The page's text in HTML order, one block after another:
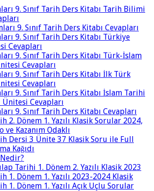
9. Sınıf Tarih Ders Kitabı Tarih Bilimi
9. Sınıf Tarih Ders Kitabı Cevapları
9. Sınıf Tarih Ders Kitabı Türkiye
Cevapları
9. Sınıf Tarih Ders Kitabı Türk-İslam
Cevapları
9. Sınıf Tarih Ders Kitabı İlk Türk
Cevapları
9. Sınıf Tarih Ders Kitabı İslam Tarihi
Ünitesi Cevapları
9. Sınıf Tarih Ders Kitabı Cevapları
2. Dönem 1. Yazılı Klasik Sorular 2024,
ve Kazanım Odaklı
Dersi 3 Ünite 37 Klasik Soru ile Full
Kağıdı
Tarihi 1. Dönem 2. Yazılı Klasik 2023
1. Dönem 1. Yazılı 2023-2024 Klasik
1. Dönem 1. Yazılı Açık Uçlu Sorular